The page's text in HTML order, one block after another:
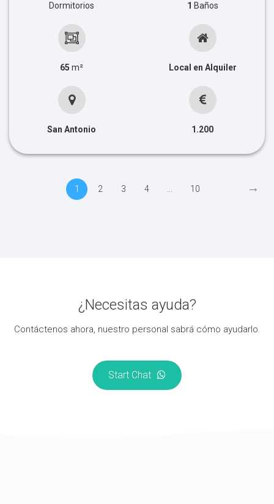
Dormitorios 1 Baños
65 m² Local en Alquiler
San Antonio 1.200
1 2 3 4 10 →
¿Necesitas ayuda?
Contáctenos ahora, nuestro personal sabrá cómo ayudarlo.
Start Chat